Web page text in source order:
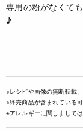
専用の粉がなくて
♪
※レシピや画像の無断転載
※終売商品が含まれている
※アレルギーに関しまして